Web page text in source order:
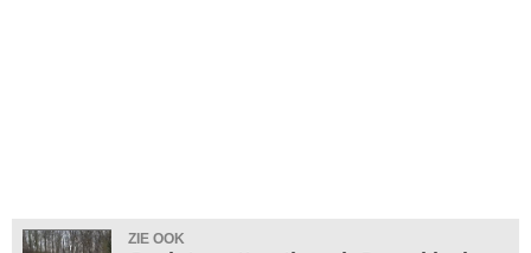
ZIE OOK